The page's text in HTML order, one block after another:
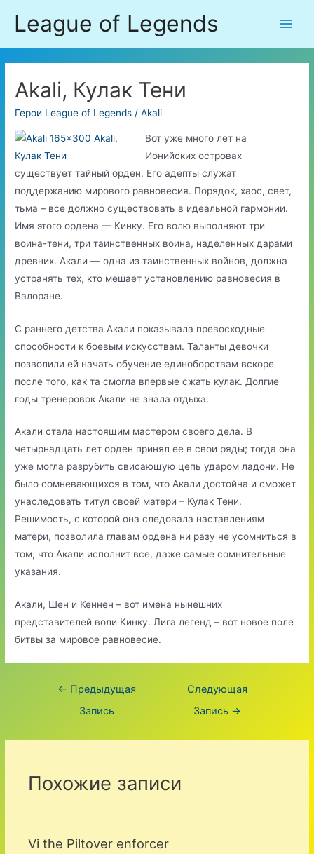
League of Legends
Akali, Кулак Тени
Герои League of Legends /Akali
Вот уже много лет на
Ионийских островах
существует тайный орден. Его адепты служат
поддержанию мирового равновесия. Порядок, хаос, свет,
тьма – все должно существовать в идеальной гармонии.
Имя этого ордена — Кинку. Его волю выполняют три
воина-тени, три таинственных воина, наделенных дарами
древних. Акали — одна из таинственных войнов, должна
устранять тех, кто мешает установлению равновесия в
Валоране.
С раннего детства Акали показывала превосходные
способности к боевым искусствам. Таланты девочки
позволили ей начать обучение единоборствам вскоре
после того, как та смогла впервые сжать кулак. Долгие
годы тренеровок Акали не знала отдыха.
Акали стала настоящим мастером своего дела. В
четырнадцать лет орден принял ее в свои ряды; тогда она
уже могла разрубить свисающую цепь ударом ладони. Не
было сомневающихся в том, что Акали достойна и сможет
унаследовать титул своей матери – Кулак Тени.
Решимость, с которой она следовала наставлениям
матери, позволила главам ордена ни разу не усомниться в
том, что Акали исполнит все, даже самые сомнительные
указания.
Акали, Шен и Кеннен – вот имена нынешних
представителей воли Кинку. Лига легенд – вот новое поле
битвы за мировое равновесие.
Навигация
← Предыдущая
Запись
Следующая
Запись →
Похожие записи
Vi the Piltover enforcer